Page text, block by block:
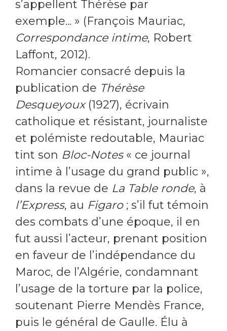
s’appellent Thérèse par
exemple... » (François Mauriac,
Correspondance intime, Robert
Laffont, 2012).
Romancier consacré depuis la
publication de Thérèse
Desqueyoux(1927), écrivain
catholique et résistant, journaliste
et polémiste redoutable, Mauriac
tint son Bloc-Notes« ce journal
intime à l’usage du grand public »,
dans la revue de La Table ronde, à
l’Express, au Figaro; s’il fut témoin
des combats d’une époque, il en
fut aussi l’acteur, prenant position
en faveur de l’indépendance du
Maroc, de l’Algérie, condamnant
l’usage de la torture par la police,
soutenant Pierre Mendès France,
puis le général de Gaulle. Élu à